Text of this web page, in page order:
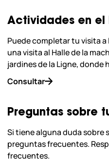
Actividades en el
Puede completar tu visita a
una visita al Halle de la
jardines de la Ligne, donde
Consultar
Preguntas sobre
Si tiene alguna duda sobre
preguntas frecuentes.
frecuentes.